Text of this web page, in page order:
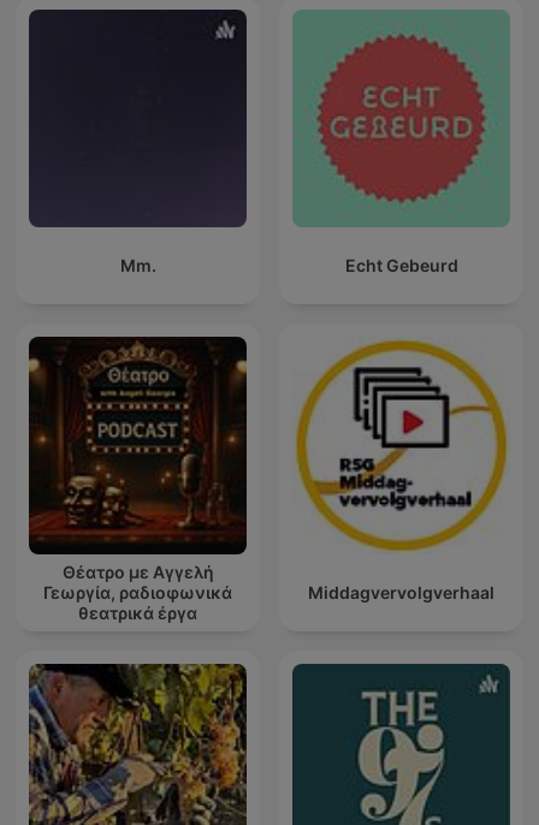
Mm. Echt Gebeurd
Θέατρο με Αγγελή
Γεωργία, ραδιοφωνικά
θεατρικά έργα
Middagvervolgverhaal